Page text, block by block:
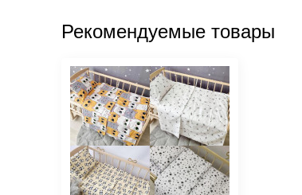
Рекомендуемые товары